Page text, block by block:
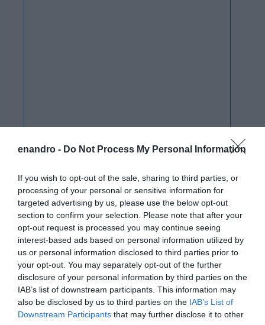
enandro - Do Not Process My Personal Information
If you wish to opt-out of the sale, sharing to third parties, or
processing of your personal or sensitive information for
targeted advertising by us, please use the below opt-out
section to confirm your selection. Please note that after your
opt-out request is processed you may continue seeing
interest-based ads based on personal information utilized by
us or personal information disclosed to third parties prior to
your opt-out. You may separately opt-out of the further
disclosure of your personal information by third parties on the
IAB’s list of downstream participants. This information may
also be disclosed by us to third parties on the IAB’s List of
Downstream Participants that may further disclose it to other